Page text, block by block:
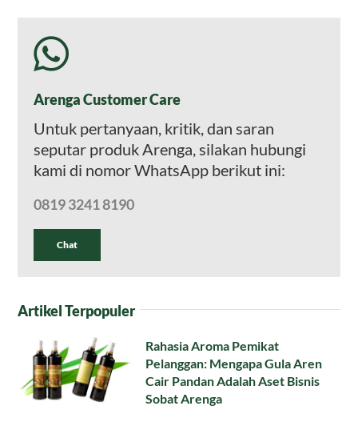
Arenga Customer Care
Untuk pertanyaan, kritik, dan saran
seputar produk Arenga, silakan hubungi
kami di nomor WhatsApp berikut ini:
0819 3241 8190
Chat
Artikel Terpopuler
Rahasia Aroma Pemikat
Pelanggan: Mengapa Gula Aren
Cair Pandan Adalah Aset Bisnis
Sobat Arenga